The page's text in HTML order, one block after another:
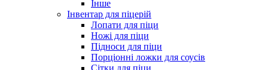
Інше
Інвентар для піцерій
Лопати для піци
Ножі для піци
Підноси для піци
Порціонні ложки для соусів